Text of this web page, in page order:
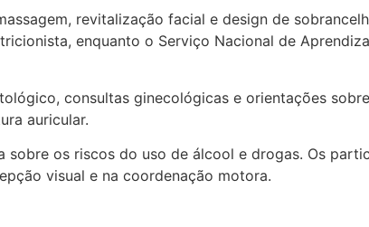
revitalização facial e design de
enquanto o Serviço Nacional de
consultas ginecológicas e orientações
auricular.
sobre os riscos do uso de álcool e drogas. Os
visual e na coordenação motora.